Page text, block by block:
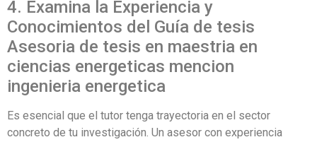
4. Examina la Experiencia y
Conocimientos del Guía de tesis
Asesoria de tesis en maestria en
ciencias energeticas mencion
ingenieria energetica
Es esencial que el tutor tenga trayectoria en el sector
concreto de tu investigación. Un asesor con experiencia